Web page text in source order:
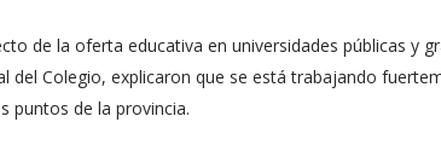
de la oferta educativa en universidades públicas y
Colegio, explicaron que se está trabajando
puntos de la provincia.